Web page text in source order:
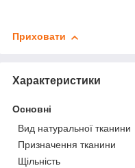
Приховати
Характеристики
Основні
Вид натуральної тканини
Призначення тканини
Щільність